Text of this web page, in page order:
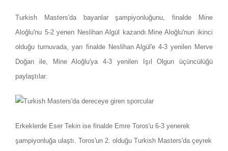
Turkish Masters'da bayanlar şampiyonluğunu, finalde Mine
Aloğlu'nu 5-2 yenen Neslihan Algül kazandı. Mine Aloğlu'nun ikinci
olduğu turnuvada, yarı finalde Neslihan Algül'e 4-3 yenilen Merve
Doğan ile, Mine Aloğlu'ya 4-3 yenilen Işıl Olgun üçüncülüğü
paylaştılar.
Erkeklerde Eser Tekin ise finalde Emre Toros'u 6-3 yenerek
şampiyonluğa ulaştı. Toros'un 2. olduğu Turkish Masters'da çeyrek